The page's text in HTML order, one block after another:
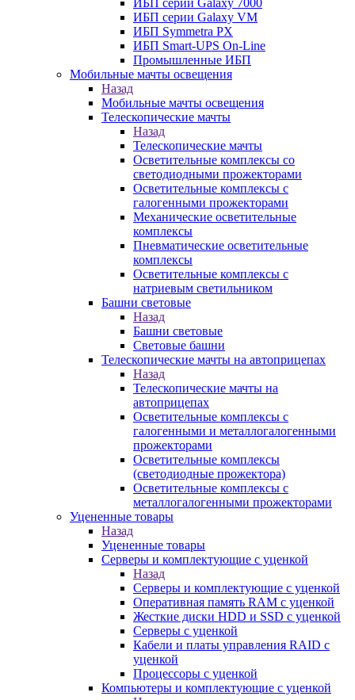
ИБП серии Galaxy 7000
ИБП серии Galaxy VM
ИБП Symmetra PX
ИБП Smart-UPS On-Line
Промышленные ИБП
Мобильные мачты освещения
Назад
Мобильные мачты освещения
Телескопические мачты
Назад
Телескопические мачты
Осветительные комплексы со
светодиодными прожекторами
Осветительные комплексы с
галогенными прожекторами
Механические осветительные
комплексы
Пневматические осветительные
комплексы
Осветительные комплексы с
натриевым светильником
Башни световые
Назад
Башни световые
Световые башни
Телескопические мачты на автоприцепах
Назад
Телескопические мачты на
автоприцепах
Осветительные комплексы с
галогенными и металлогалогенными
прожекторами
Осветительные комплексы
(светодиодные прожектора)
Осветительные комплексы с
металлогалогенными прожекторами
Уцененные товары
Назад
Уцененные товары
Серверы и комплектующие с уценкой
Назад
Серверы и комплектующие с уценкой
Оперативная память RAM с уценкой
Жесткие диски HDD и SSD с уценкой
Серверы с уценкой
Кабели и платы управления RAID с
уценкой
Процессоры с уценкой
Компьютеры и комплектующие с уценкой